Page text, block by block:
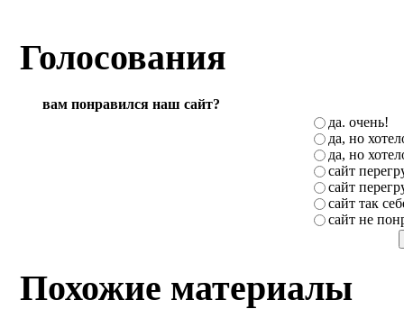
Голосования
вам понравился наш сайт?
да. очень!
да, но
да, но
сайт
сайт
сайт так
сайт не
Похожие материалы